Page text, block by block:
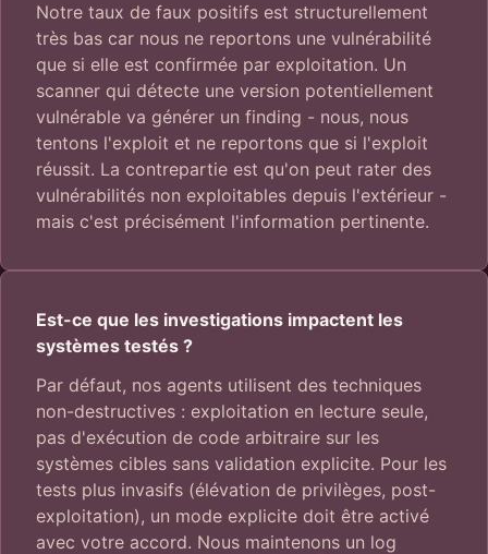
Notre taux de faux positifs est structurellement
très bas car nous ne reportons une vulnérabilité
que si elle est confirmée par exploitation. Un
scanner qui détecte une version potentiellement
vulnérable va générer un finding - nous, nous
tentons l'exploit et ne reportons que si l'exploit
réussit. La contrepartie est qu'on peut rater des
vulnérabilités non exploitables depuis l'extérieur -
mais c'est précisément l'information pertinente.
Est-ce que les investigations impactent les
systèmes testés ?
Par défaut, nos agents utilisent des techniques
non-destructives : exploitation en lecture seule,
pas d'exécution de code arbitraire sur les
systèmes cibles sans validation explicite. Pour les
tests plus invasifs (élévation de privilèges, post-
exploitation), un mode explicite doit être activé
avec votre accord. Nous maintenons un log